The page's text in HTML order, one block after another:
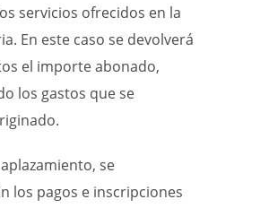
servicios ofrecidos en la
En este caso se devolverá
el importe abonado,
los gastos que se
se
los pagos e inscripciones